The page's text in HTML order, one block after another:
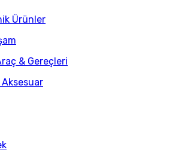
Ürünler
& Gereçleri
Aksesuar